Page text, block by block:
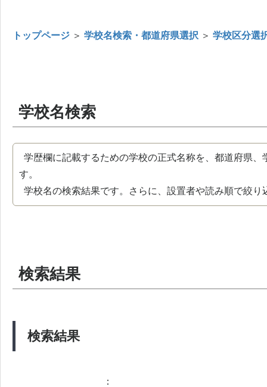
トップページ ＞ 学校名検索・都道府県選択 ＞ 学校区分選
学校名検索
学歴欄に記載するための学校の正式名称を、都道府県
す。
学校名の検索結果です。さらに、設置者や読み順で絞り
検索結果
検索結果
：